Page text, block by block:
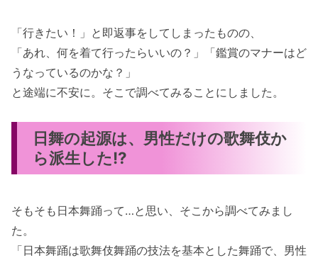
「行きたい！」と即返事をしてしまったものの、
「あれ、何を着て行ったらいいの？」「鑑賞のマナーはど
うなっているのかな？」
と途端に不安に。そこで調べてみることにしました。
日舞の起源は、男性だけの歌舞伎か
ら派生した!?
そもそも日本舞踊って…と思い、そこから調べてみまし
た。
「日本舞踊は歌舞伎舞踊の技法を基本とした舞踊で、男性